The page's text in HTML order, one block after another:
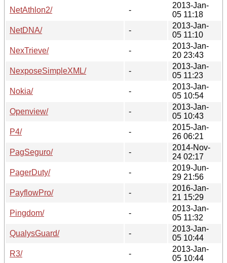
NetAthlon2/
-
2013-Jan-
05 11:18
NetDNA/
-
2013-Jan-
05 11:10
NexTrieve/
-
2013-Jan-
20 23:43
NexposeSimpleXML/
-
2013-Jan-
05 11:23
Nokia/
-
2013-Jan-
05 10:54
Openview/
-
2013-Jan-
05 10:43
P4/
-
2015-Jan-
26 06:21
PagSeguro/
-
2014-Nov-
24 02:17
PagerDuty/
-
2019-Jun-
29 21:56
PayflowPro/
-
2016-Jan-
21 15:29
Pingdom/
-
2013-Jan-
05 11:32
QualysGuard/
-
2013-Jan-
05 10:44
R3/
-
2013-Jan-
05 10:44